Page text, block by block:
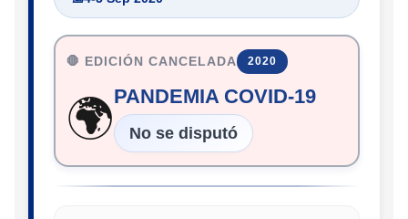
🛑 EDICIÓN CANCELADA 2020
🌍PANDEMIA COVID-19
No se disputó